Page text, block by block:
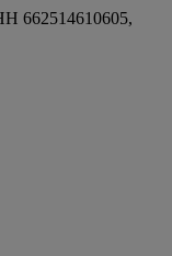
662514610605,